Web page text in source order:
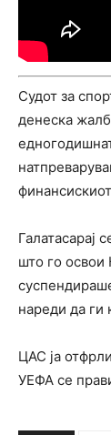
Судот за
денеска
Галатасарај
што го освои
нареди да ги
ЦАС ја
УЕФА се